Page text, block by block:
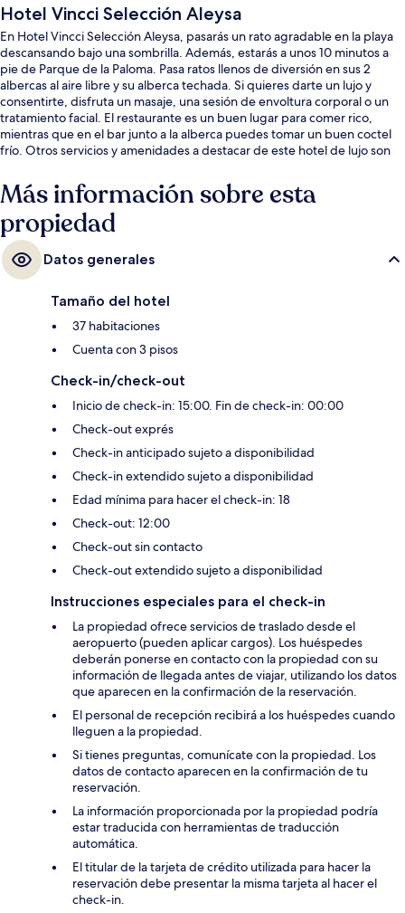
Hotel Vincci Selección Aleysa
En Hotel Vincci Selección Aleysa, pasarás un rato agradable en la playa
descansando bajo una sombrilla. Además, estarás a unos 10 minutos a
pie de Parque de la Paloma. Pasa ratos llenos de diversión en sus 2
albercas al aire libre y su alberca techada. Si quieres darte un lujo y
consentirte, disfruta un masaje, una sesión de envoltura corporal o un
tratamiento facial. El restaurante es un buen lugar para comer rico,
mientras que en el bar junto a la alberca puedes tomar un buen coctel
frío. Otros servicios y amenidades a destacar de este hotel de lujo son
les encanta el personal amable.
Más información sobre esta
propiedad
Datos generales
Tamaño del hotel
37 habitaciones
Cuenta con 3 pisos
Check-in/check-out
Inicio de check-in: 15:00. Fin de check-in: 00:00
Check-out exprés
Check-in anticipado sujeto a disponibilidad
Check-in extendido sujeto a disponibilidad
Edad mínima para hacer el check-in: 18
Check-out: 12:00
Check-out sin contacto
Check-out extendido sujeto a disponibilidad
Instrucciones especiales para el check-in
La propiedad ofrece servicios de traslado desde el
aeropuerto (pueden aplicar cargos). Los huéspedes
deberán ponerse en contacto con la propiedad con su
información de llegada antes de viajar, utilizando los datos
que aparecen en la confirmación de la reservación.
El personal de recepción recibirá a los huéspedes cuando
lleguen a la propiedad.
Si tienes preguntas, comunícate con la propiedad. Los
datos de contacto aparecen en la confirmación de tu
reservación.
La información proporcionada por la propiedad podría
estar traducida con herramientas de traducción
automática.
El titular de la tarjeta de crédito utilizada para hacer la
reservación debe presentar la misma tarjeta al hacer el
check-in.